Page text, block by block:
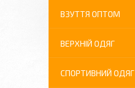
ВЗУТТЯ ОПТОМ
ВЕРХНІЙ ОДЯГ
СПОРТИВНИЙ ОДЯГ